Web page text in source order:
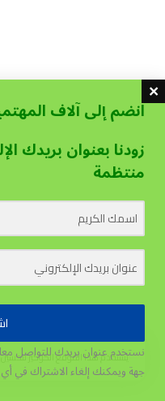
يستخدم هذا الموقع الكوكيز
انضم إلى آلاف
زودنا بعنوان بريدك
منتظمة
نستخدم عنوان بريدك للتواصل
جهةويمكنك إلغاء الاشتراك في